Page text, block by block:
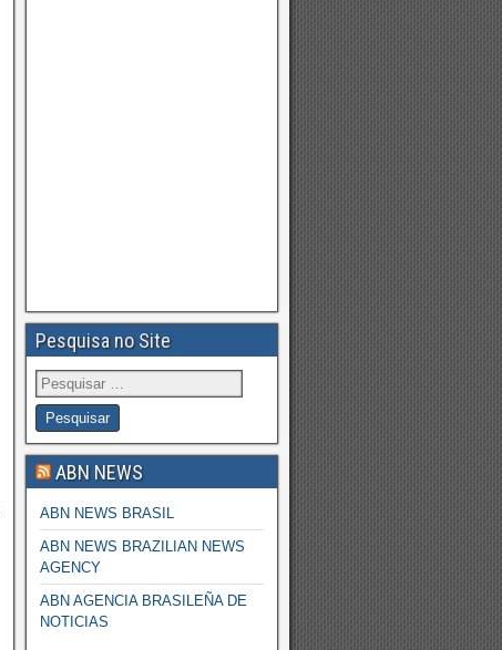
Pesquisa no Site
ABN NEWS
ABN NEWS BRASIL
ABN NEWS BRAZILIAN NEWS
AGENCY
ABN AGENCIA BRASILEÑA DE
NOTICIAS